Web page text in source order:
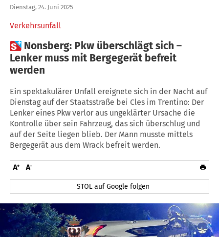
Verkehrsunfall
Dienstag, 24. Juni 2025
 Nonsberg: Pkw überschlägt sich –
Lenker muss mit Bergegerät befreit
werden
Ein spektakulärer Unfall ereignete sich in der Nacht auf
Dienstag auf der Staatsstraße bei Cles im Trentino: Der
Lenker eines Pkw verlor aus ungeklärter Ursache die
Kontrolle über sein Fahrzeug, das sich überschlug und
auf der Seite liegen blieb. Der Mann musste mittels
Bergegerät aus dem Wrack befreit werden.
STOL auf Google folgen